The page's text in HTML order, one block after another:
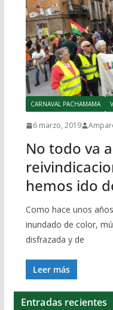
CARNAVAL PACHAMAMA
6 marzo, 2019
No todo va
hemos ido
Como hace unos
inundado de color,
disfrazada y de
Leer más
Entradas recientes